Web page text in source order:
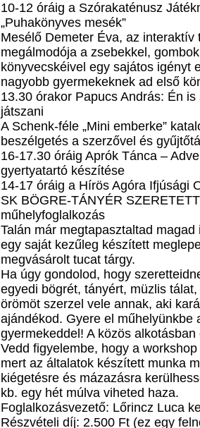
10-12 óráig a Szórakaténusz
„Puhakönyves mesék”
Mesélő Demeter Éva, az interaktív
megálmodója a zsebekkel,
könyvecskéivel egy sajátos igényt
nagyobb gyermekeknek ad első
13.30 órakor Papucs András: Én
játszani
A Schenk-féle „Mini emberke”
beszélgetés a szerzővel és
16-17.30 óráig Aprók Tánca –
gyertyatartó készítése
14-17 óráig a Hírös Agóra Ifjúsági
SK BÖGRE-TÁNYÉR
műhelyfoglalkozás
Talán már megtapasztaltad
egy saját kezűleg készített
megvásárolt tucat tárgy.
Ha úgy gondolod, hogy
egyedi bögrét, tányért, müzlis
örömöt szerzel vele annak, aki
ajándékod. Gyere el műhelyünkbe
gyermekeddel! A közös
Vedd figyelembe, hogy a
mert az általatok készített munka
kiégetésre és mázazásra
kb. egy hét múlva viheted haza.
Foglalkozásvezető: Lőrincz Luca
Részvételi díj: 2.500 Ft (ez egy